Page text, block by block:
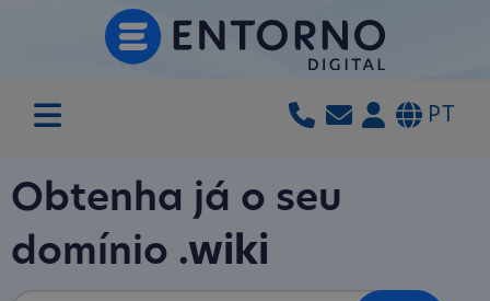
PT
Obtenha já o seu
domínio .wiki